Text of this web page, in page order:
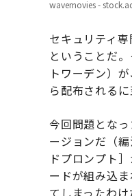
wavemovies -
セキュリティ
ということだ
トワーデン）
ら配布される
今回問題とな
ージョンだ（
ドプロンプト
ードが組み込